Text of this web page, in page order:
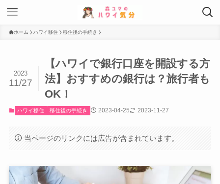
ホーム ハワイ移住 移住後の手続き
【ハワイで銀行口座を開設する方
法】おすすめの銀行は？旅行者も
OK！
2023
11/27
ハワイ移住 移住後の手続き 2023-04-25 2023-11-27
当ページのリンクには広告が含まれています。